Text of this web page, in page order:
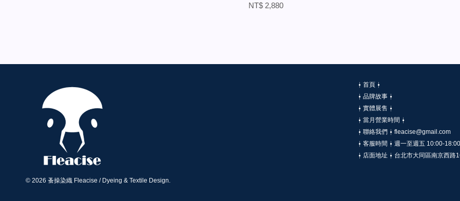
NT$ 2,880
© 2026 蚤操染織 Fleacise / Dyeing & Textile Design.
⍿ 首頁 ⍿
⍿ 品牌故事 ⍿
⍿ 實體展售 ⍿
⍿ 當月營業時間 ⍿
⍿ 聯絡我們 ⍿ fleacise@gmail.com
⍿ 客服時間 ⍿ 週一至週五 10:00-18:00
⍿ 店面地址 ⍿ 台北市大同區南京西路